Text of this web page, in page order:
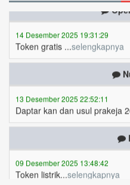
14 Desember 2025 19:31:29
Token gratis ...selengkapnya
Daptar kan dan usul prakeja
Token listrik...selengkapnya